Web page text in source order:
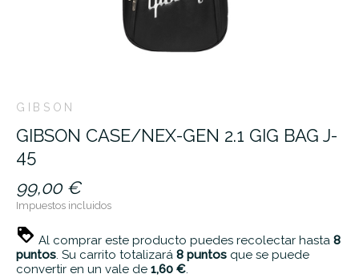
GIBSON
GIBSON CASE/NEX-GEN 2.1 GIG BAG J-
45
99,00 €
Impuestos incluidos
Al comprar este producto puedes recolectar hasta 8
puntos. Su carrito totalizará 8 puntos que se puede
convertir en un vale de 1,60 €.